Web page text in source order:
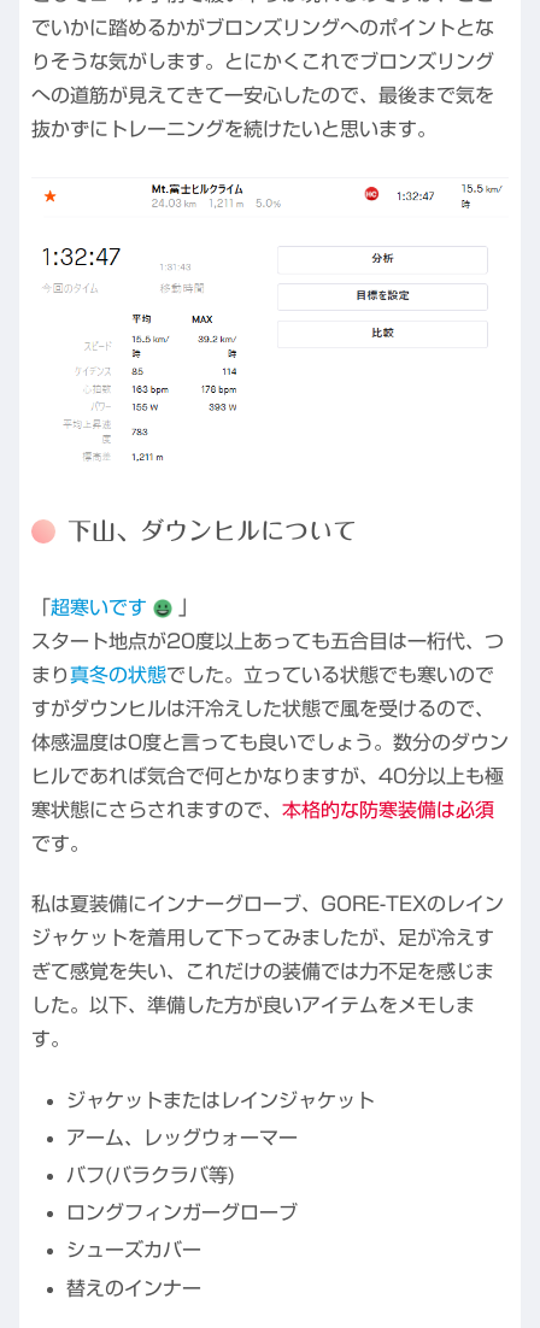
でいかに踏めるかがブロンズリングへのポイントとな
りそうな気がします。とにかくこれでブロンズリング
への道筋が見えてきて一安心したので、最後まで気を
抜かずにトレーニングを続けたいと思います。
下山、ダウンヒルについて
超寒いです
スタート地点が20度以上あっても五合目は一桁代、つ
まり真冬の状態でした。立っている状態でも寒いので
すがダウンヒルは汗冷えした状態で風を受けるので、
体感温度は0度と言っても良いでしょう。数分のダウン
ヒルであれば気合で何とかなりますが、40分以上も極
寒状態にさらされますので、 本格的な防寒装備は必須
です。
私は夏装備にインナーグローブ、GORE-TEXのレイン
ジャケットを着用して下ってみましたが、足が冷えす
ぎて感覚を失い、これだけの装備では力不足を感じま
した。以下、準備した方が良いアイテムをメモしま
す。
ジャケットまたはレインジャケット
アーム、レッグウォーマー
バフ(バラクラバ等)
ロングフィンガーグローブ
シューズカバー
替えのインナー